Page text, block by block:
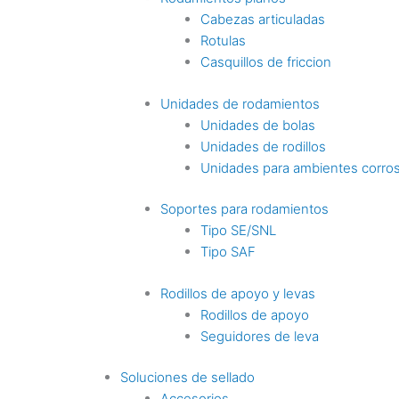
Cabezas articuladas
Rotulas
Casquillos de friccion
Unidades de rodamientos
Unidades de bolas
Unidades de rodillos
Unidades para ambientes
Soportes para rodamientos
Tipo SE/SNL
Tipo SAF
Rodillos de apoyo y levas
Rodillos de apoyo
Seguidores de leva
Soluciones de sellado